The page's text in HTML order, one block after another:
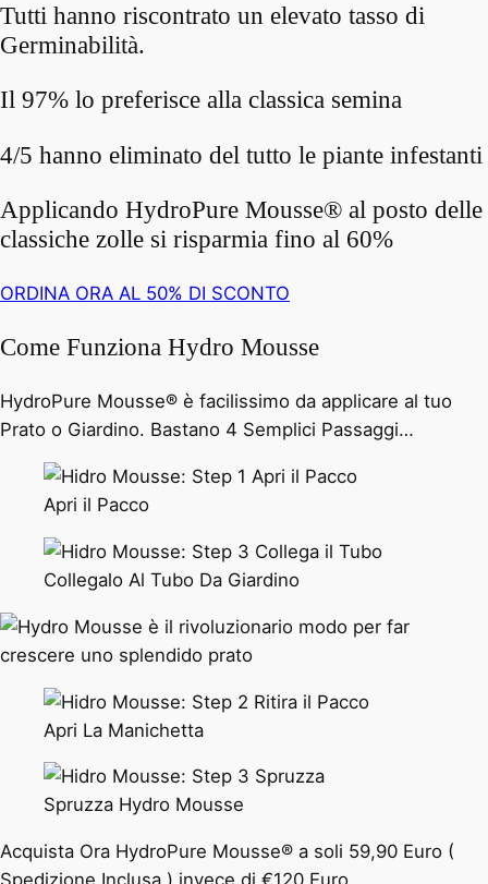
Tutti hanno riscontrato un elevato tasso di
Germinabilità.
Il 97% lo preferisce alla classica semina
4/5 hanno eliminato del tutto le piante infestanti
Applicando HydroPure Mousse® al posto delle
classiche zolle si risparmia fino al 60%
ORDINA ORA AL 50% DI SCONTO
Come Funziona Hydro Mousse
HydroPure Mousse® è facilissimo da applicare al tuo
Prato o Giardino. Bastano 4 Semplici Passaggi…
Apri il Pacco
Collegalo Al Tubo Da Giardino
Apri La Manichetta
Spruzza Hydro Mousse
Acquista Ora HydroPure Mousse® a soli 59,90 Euro (